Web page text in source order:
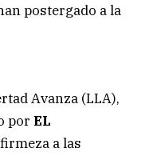
postergado a la
Avanza (LLA),
por EL
a las